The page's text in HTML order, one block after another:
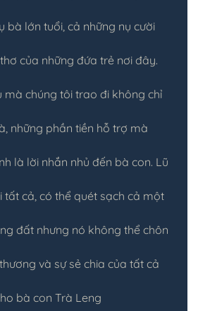
bà lớn tuổi, cả những nụ cười
của những đứa trẻ nơi đây.
mà chúng tôi trao đi không chỉ
những phần tiền hỗ trợ mà
là lời nhắn nhủ đến bà con. Lũ
tất cả, có thể quét sạch cả một
đất nhưng nó không thể chôn
và sự sẻ chia của tất cả
bà con Trà Leng